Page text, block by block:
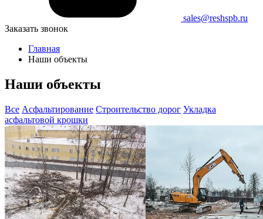
sales@reshspb.ru
Заказать звонок
Главная
Наши объекты
Наши объекты
Все Асфальтирование Строительство дорог Укладка
асфальтовой крошки